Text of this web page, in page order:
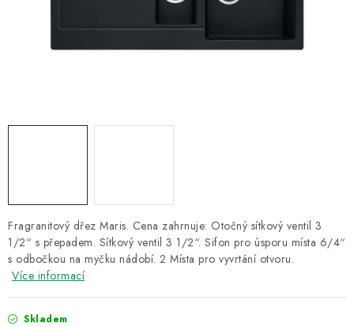
ZNAČKY
Fragranitový dřez Maris. Cena zahrnuje: Otočný sítkový ventil 3
1/2“ s přepadem. Sítkový ventil 3 1/2“. Sifon pro úsporu místa 6/4“
s odbočkou na myčku nádobí. 2 Místa pro vyvrtání otvoru.
Více informací
Skladem